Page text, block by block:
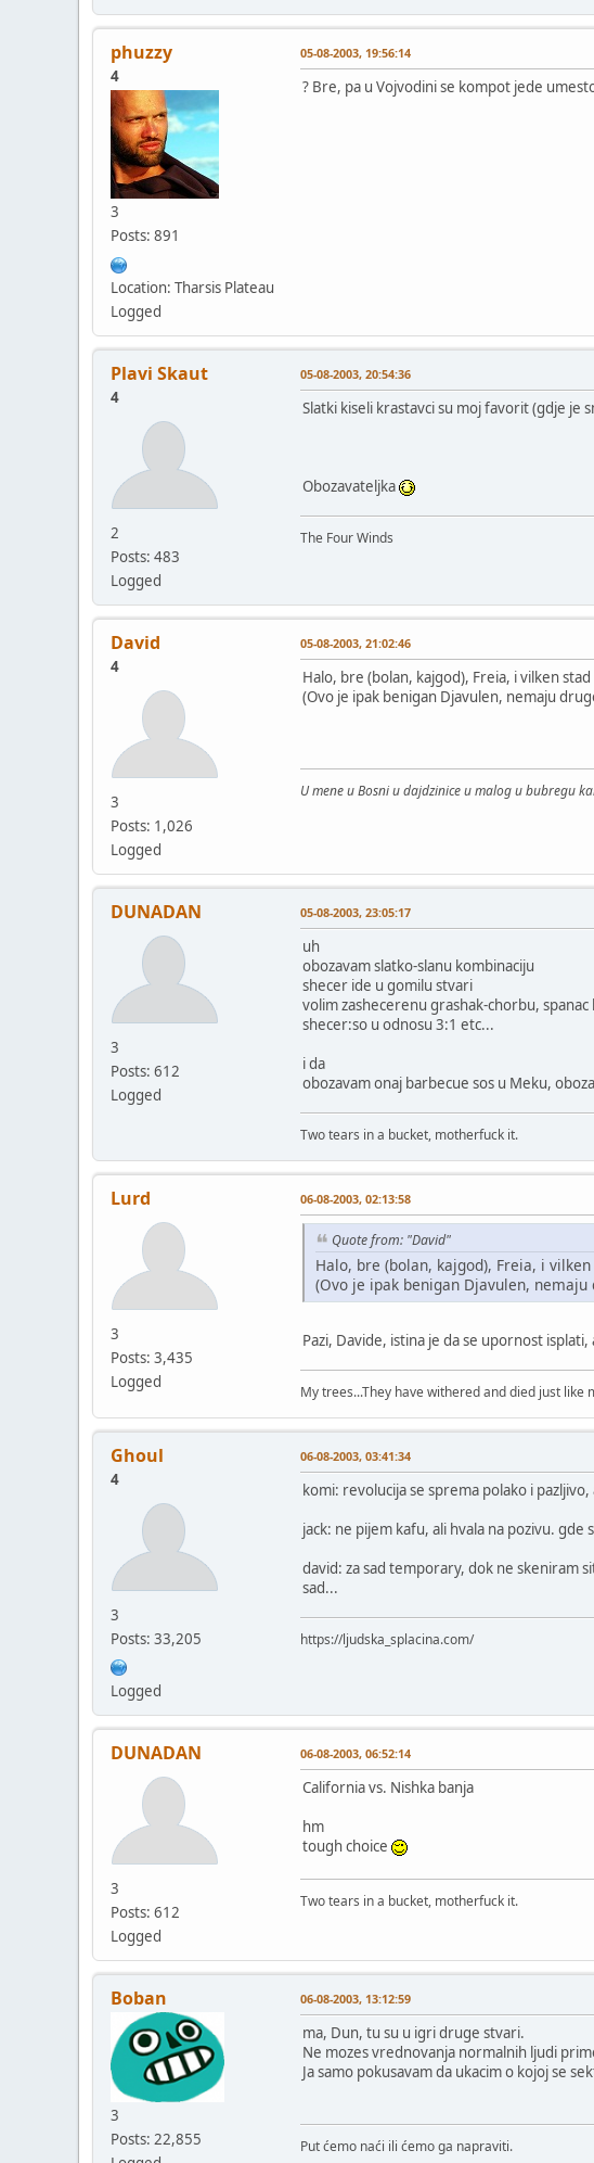
phuzzy
4
3
Posts: 891
Location: Tharsis Plateau
Logged
05-08-2003, 19:56:14
? Bre, pa u Vojvodini se kompot jede
Plavi Skaut
4
2
Posts: 483
Logged
05-08-2003, 20:54:36
Slatki kiseli krastavci su moj favorit (gdje je
Obozavateljka
The Four Winds
David
4
3
Posts: 1,026
Logged
05-08-2003, 21:02:46
Halo, bre (bolan, kajgod), Freia, i vilken
(Ovo je ipak benigan Djavulen, nemaju
U mene u Bosni u dajdzinice u malog u bubregu
DUNADAN
3
Posts: 612
Logged
05-08-2003, 23:05:17
uh
obozavam slatko-slanu kombinaciju
shecer ide u gomilu stvari
volim zashecerenu grashak-chorbu,
shecer:so u odnosu 3:1 etc...
i da
obozavam onaj barbecue sos u Meku,
Two tears in a bucket, motherfuck it.
Lurd
3
Posts: 3,435
Logged
06-08-2003, 02:13:58
Quote from: "David"
Halo, bre (bolan, kajgod), Freia, i vilken
(Ovo je ipak benigan Djavulen, nemaju
Pazi, Davide, istina je da se upornost
My trees...They have withered and died just like
Ghoul
4
3
Posts: 33,205
Logged
06-08-2003, 03:41:34
komi: revolucija se sprema polako i pazljivo,
jack: ne pijem kafu, ali hvala na pozivu. gde
david: za sad temporary, dok ne skeniram
sad...
https://ljudska_splacina.com/
DUNADAN
3
Posts: 612
Logged
06-08-2003, 06:52:14
California vs. Nishka banja
hm
tough choice
Two tears in a bucket, motherfuck it.
Boban
3
Posts: 22,855
06-08-2003, 13:12:59
ma, Dun, tu su u igri druge stvari.
Ne mozes vrednovanja normalnih ljudi
Ja samo pokusavam da ukacim o kojoj se
Put ćemo naći ili ćemo ga napraviti.